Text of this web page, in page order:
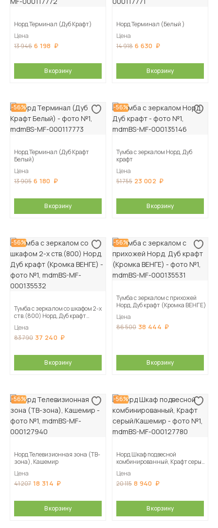
Норд Терминал (Дуб Крафт)
Цена
13 946 6 198
В корзину
Норд Терминал (Белый )
Цена
14 918 6 630
В корзину
-56%
Норд Терминал (Дуб Крафт
Белый)
Цена
13 905 6 180
В корзину
-56%
Тумба с зеркалом Норд, Дуб
крафт
Цена
51 755 23 002
В корзину
-56%
Тумба с зеркалом со шкафом 2-х
ств.(800) Норд, Дуб крафт
Цена
83 790 37 240
В корзину
-56%
Тумба с зеркалом с прихожей
Норд, Дуб крафт (Кромка ВЕНГЕ)
Цена
86 500 38 444
В корзину
-56%
Норд Телевизионная зона (ТВ-
зона), Кашемир
Цена
41 207 18 314
В корзину
-56%
Норд Шкаф подвесной
комбинированный, Крафт серый/
Цена
20 115 8 940
В корзину